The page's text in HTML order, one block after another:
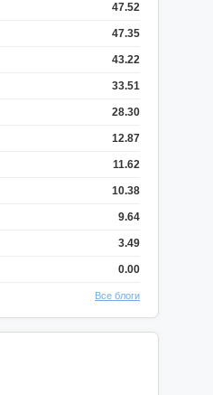
47.52
47.35
43.22
33.51
28.30
12.87
11.62
10.38
9.64
3.49
0.00
Все блоги